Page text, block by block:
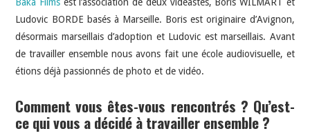
Baka Films est l’association de deux vidéastes, Boris WILMART et
Ludovic BORDE basés à Marseille. Boris est originaire d’Avignon,
désormais marseillais d’adoption et Ludovic est marseillais. Avant
de travailler ensemble nous avons fait une école audiovisuelle, et
étions déjà passionnés de photo et de vidéo.
Comment vous êtes-vous rencontrés ? Qu’est-
ce qui vous a décidé à travailler ensemble ?